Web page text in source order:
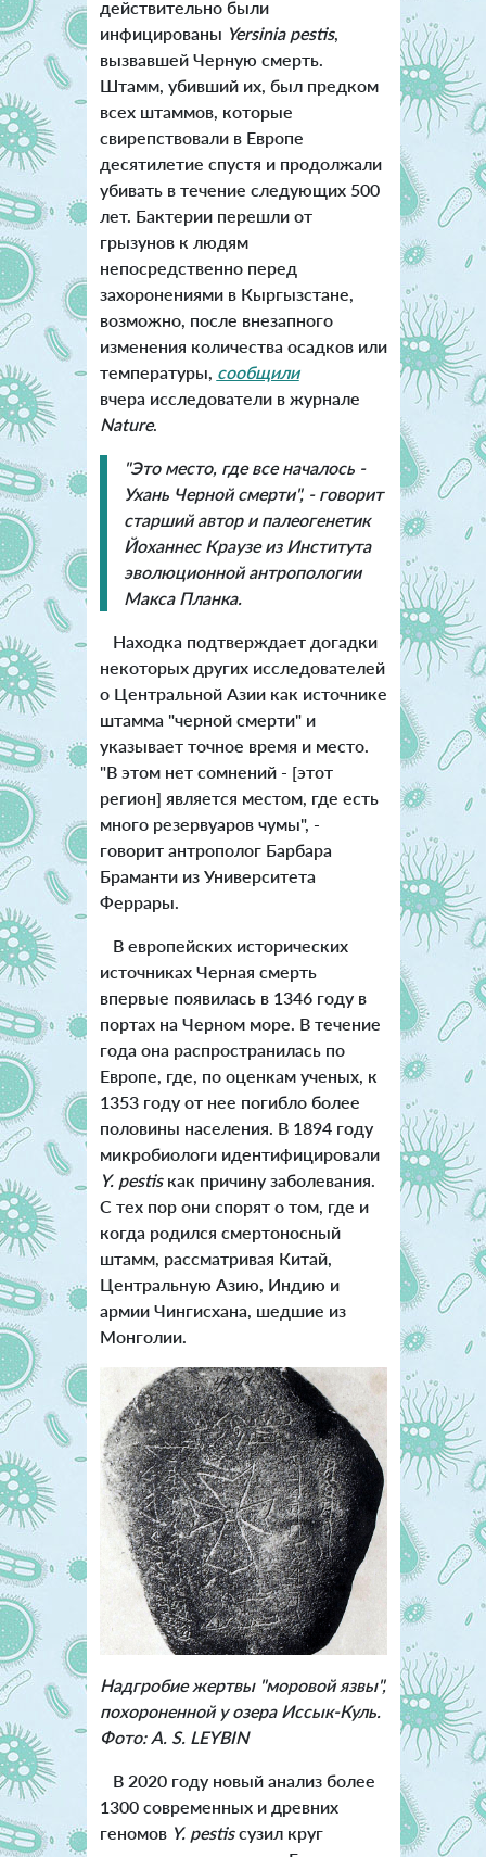
действительно были
инфицированы Yersinia pestis,
вызвавшей Черную смерть.
Штамм, убивший их, был предком
всех штаммов, которые
свирепствовали в Европе
десятилетие спустя и продолжали
убивать в течение следующих 500
лет. Бактерии перешли от
грызунов к людям
непосредственно перед
захоронениями в Кыргызстане,
возможно, после внезапного
изменения количества осадков или
температуры, сообщили
вчера исследователи в журнале
Nature.
"Это место, где все началось -
Ухань Черной смерти", - говорит
старший автор и палеогенетик
Йоханнес Краузе из Института
эволюционной антропологии
Макса Планка.
Находка подтверждает догадки
некоторых других исследователей
о Центральной Азии как источнике
штамма "черной смерти" и
указывает точное время и место.
"В этом нет сомнений - [этот
регион] является местом, где есть
много резервуаров чумы", -
говорит антрополог Барбара
Браманти из Университета
Феррары.
В европейских исторических
источниках Черная смерть
впервые появилась в 1346 году в
портах на Черном море. В течение
года она распространилась по
Европе, где, по оценкам ученых, к
1353 году от нее погибло более
половины населения. В 1894 году
микробиологи идентифицировали
Y. pestisкак причину заболевания.
С тех пор они спорят о том, где и
когда родился смертоносный
штамм, рассматривая Китай,
Центральную Азию, Индию и
армии Чингисхана, шедшие из
Монголии.
Надгробие жертвы "моровой язвы",
похороненной у озера Иссык-Куль.
Фото: A. S. LEYBIN
В 2020 году новый анализ более
1300 современных и древних
геномов Y. pestisсузил круг